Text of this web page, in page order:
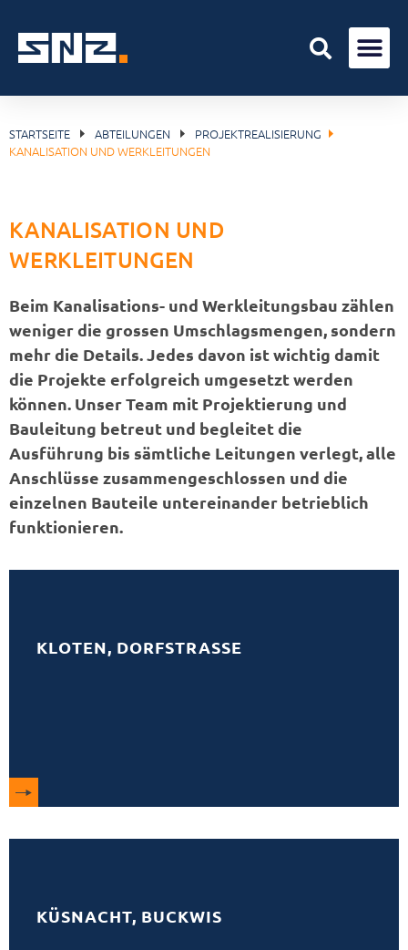
STARTSEITE ABTEILUNGEN
PROJEKTREALISIERUNG
KANALISATION UND WERKLEITUNGEN
KANALISATION UND
WERKLEITUNGEN
Beim Kanalisations- und Werkleitungsbau zählen
weniger die grossen Umschlagsmengen, sondern
mehr die Details. Jedes davon ist wichtig damit
die Projekte erfolgreich umgesetzt werden
können. Unser Team mit Projektierung und
Bauleitung betreut und begleitet die
Ausführung bis sämtliche Leitungen verlegt, alle
Anschlüsse zusammengeschlossen und die
einzelnen Bauteile untereinander betrieblich
funktionieren.
KLOTEN, DORFSTRASSE
KÜSNACHT, BUCKWIS